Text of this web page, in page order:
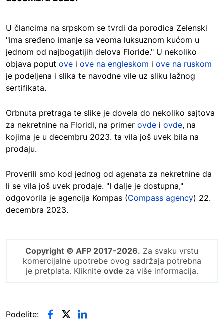
U člancima na srpskom se tvrdi da porodica Zelenski
"ima sređeno imanje sa veoma luksuznom kućom u
jednom od najbogatijih delova Floride." U nekoliko
objava poput ove i ove na engleskom i ove na ruskom
je podeljena i slika te navodne vile uz sliku lažnog
sertifikata.
Orbnuta pretraga te slike je dovela do nekoliko sajtova
za nekretnine na Floridi, na primer ovde i ovde, na
kojima je u decembru 2023. ta vila još uvek bila na
prodaju.
Proverili smo kod jednog od agenata za nekretnine da
li se vila još uvek prodaje. "I dalje je dostupna,"
odgovorila je agencija Kompas (Compass agency) 22.
decembra 2023.
Copyright © AFP 2017-2026. Za svaku vrstu
komercijalne upotrebe ovog sadržaja potrebna
je pretplata. Kliknite ovdeza više informacija.
Podelite: